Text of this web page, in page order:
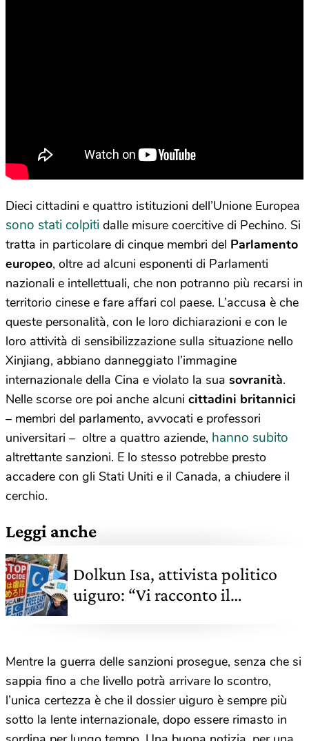
Dieci cittadini e quattro istituzioni dell’Unione Europea
sono stati colpiti dalle misure coercitive di Pechino. Si
tratta in particolare di cinque membri del Parlamento
europeo, oltre ad alcuni esponenti di Parlamenti
nazionali e intellettuali, che non potranno più recarsi in
territorio cinese e fare affari col paese. L’accusa è che
queste personalità, con le loro dichiarazioni e con le
loro attività di sensibilizzazione sulla situazione nello
Xinjiang, abbiano danneggiato l’immagine
internazionale della Cina e violato la sua sovranità.
Nelle scorse ore poi anche alcuni cittadini britannici
– membri del parlamento, avvocati e professori
universitari – oltre a quattro aziende, hanno subito
altrettante sanzioni. E lo stesso potrebbe presto
accadere con gli Stati Uniti e il Canada, a chiudere il
cerchio.
Leggi anche
Dolkun Isa, attivista politico
uiguro: “Vi racconto il
Mentre la guerra delle sanzioni prosegue, senza che si
sappia fino a che livello potrà arrivare lo scontro,
l’unica certezza è che il dossier uiguro è sempre più
sotto la lente internazionale, dopo essere rimasto in